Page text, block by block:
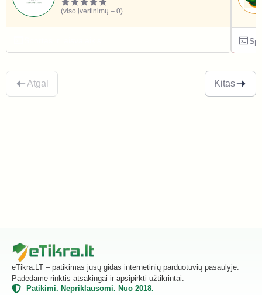
(viso įvertinimų – 0)
Atgal Kitas
eTikra.LT – patikimas jūsų gidas internetinių parduotuvių pasaulyje.
Padedame rinktis atsakingai ir apsipirkti užtikrintai.
Patikimi. Nepriklausomi. Nuo 2018.